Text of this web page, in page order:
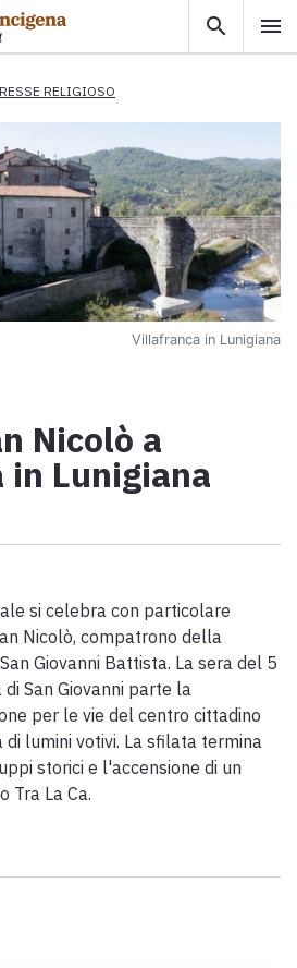
search menu
ITALIANO keyboard_arrow_up
close
RELIGIOSO
Villafranca in Lunigiana
Nicolò a
Lunigiana
si celebra con particolare
Nicolò, compatrono della
Giovanni Battista. La sera del 5
San Giovanni parte la
per le vie del centro cittadino
lumini votivi. La sfilata termina
storici e l'accensione di un
Tra La Ca.